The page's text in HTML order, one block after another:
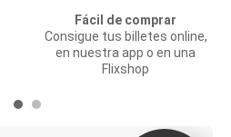
Fácil de comprar
Consigue tus billetes online,
en nuestra app o en una
Flixshop